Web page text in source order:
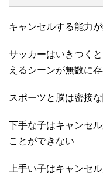
キャンセルする能力が
サッカーはいきつく
えるシーンが無数に
スポーツと脳は密接
下手な子はキャンセ
ことができない
上手い子はキャンセ